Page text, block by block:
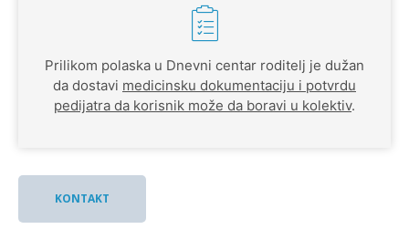
Prilikom polaska u Dnevni centar roditelj je dužan
da dostavi medicinsku dokumentaciju i potvrdu
pedijatra da korisnik može da boravi u kolektiv.
KONTAKT